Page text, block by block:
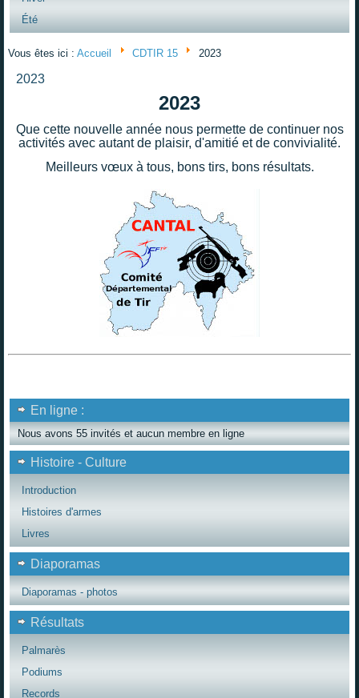
Été
Vous êtes ici :Accueil CDTIR 15 2023
2023
2023
Que cette nouvelle année nous permette de continuer nos
activités avec autant de plaisir, d'amitié et de convivialité.
Meilleurs vœux à tous, bons tirs, bons résultats.
En ligne :
Nous avons 55 invités et aucun membre en ligne
Histoire - Culture
Introduction
Histoires d'armes
Livres
Diaporamas
Diaporamas - photos
Résultats
Palmarès
Podiums
Records